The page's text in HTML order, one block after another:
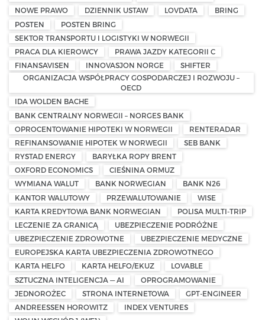
NOWE PRAWO
DZIENNIK USTAW LOVDATA
BRING
POSTEN
POSTEN BRING
SEKTOR TRANSPORTU I LOGISTYKI W NORWEGII
PRACA DLA KIEROWCY
PRAWA JAZDY KATEGORII C
FINANSAVISEN
INNOVASJON NORGE
SHIFTER
ORGANIZACJA WSPÓŁPRACY GOSPODARCZEJ I ROZWOJU –
OECD
IDA WOLDEN BACHE
BANK CENTRALNY NORWEGII – NORGES BANK
OPROCENTOWANIE HIPOTEKI W NORWEGII
RENTERADAR
REFINANSOWANIE HIPOTEK W NORWEGII
SEB BANK
RYSTAD ENERGY
BARYŁKA ROPY BRENT
OXFORD ECONOMICS
CIEŚNINA ORMUZ
WYMIANA WALUT
BANK NORWEGIAN
BANK N26
KANTOR WALUTOWY
PRZEWALUTOWANIE
WISE
KARTA KREDYTOWA BANK NORWEGIAN
POLISA MULTI-TRIP
LECZENIE ZA GRANICĄ
UBEZPIECZENIE PODRÓŻNE
UBEZPIECZENIE ZDROWOTNE
UBEZPIECZENIE MEDYCZNE
EUROPEJSKA KARTA UBEZPIECZENIA ZDROWOTNEGO
KARTA HELFO
KARTA HELFO/EKUZ
LOVABLE
SZTUCZNA INTELIGENCJA — AI
OPROGRAMOWANIE
JEDNOROŻEC
STRONA INTERNETOWA
GPT-ENGINEER
ANDREESSEN HOROWITZ
INDEX VENTURES